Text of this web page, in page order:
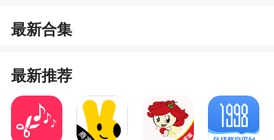
用自己的手机就可以看到更多不错的小说，带给用
户更多小说阅读的便捷，平台进行小说更新都是十
节
2、各种类型的小说资源都有的哦，大家可以任
意的筛选，只需要根据自己的需求进行筛选即可，
以后线上追书，也会更加的简单轻松，支持开启多
最新合集
最新推荐